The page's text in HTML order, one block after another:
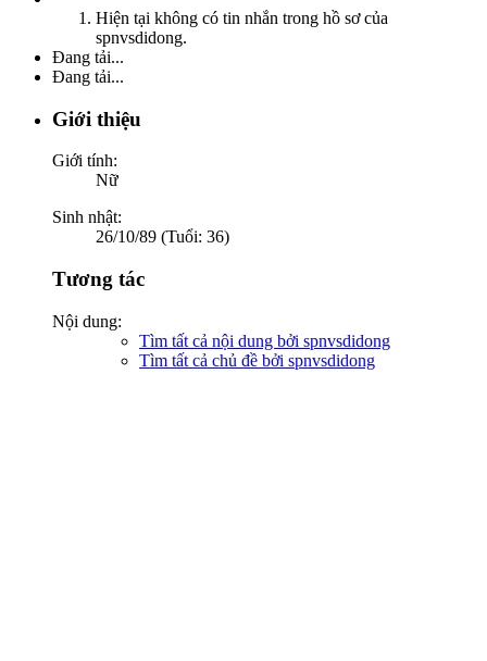
Hiện tại không có tin nhắn trong hồ sơ của
spnvsdidong.
Đang tải...
Đang tải...
Giới thiệu
Giới tính:
Nữ
Sinh nhật:
26/10/89 (Tuổi: 36)
Tương tác
Nội dung:
Tìm tất cả nội dung bởi spnvsdidong
Tìm tất cả chủ đề bởi spnvsdidong